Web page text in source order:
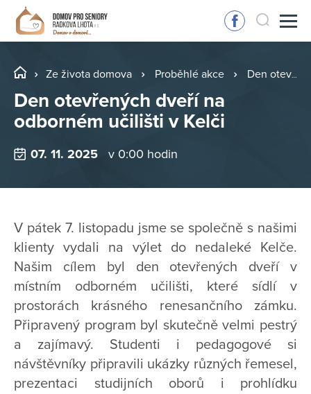
Ze života domova Proběhlé akce Den otevřených dveří na odborném učilišti v Kelči
Den otevřených dveří na
odborném učilišti v Kelči
07. 11. 2025 v 0:00 hodin
V pátek 7. listopadu jsme se společně s našimi
klienty vydali na výlet do nedaleké Kelče.
Našim cílem byl den otevřených dveří v
místním odborném učilišti, které sídlí v
prostorách krásného renesančního zámku.
Připravený program byl skutečně velmi pestrý
a zajímavý. Studenti i pedagogové si
návštěvníky připravili ukázky různých řemesel,
prezentaci studijních oborů i prohlídku